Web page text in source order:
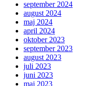
september 2024
august 2024
maj 2024
april 2024
oktober 2023
september 2023
august 2023
juli 2023
juni 2023
maj 2023